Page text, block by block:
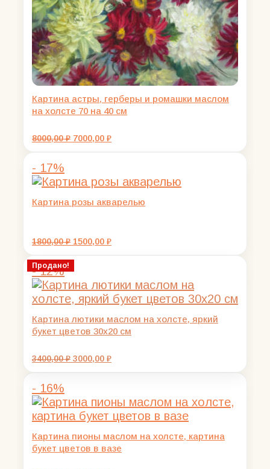
Картина астры, герберы и ромашки маслом
на холсте 70 на 40 см
8000,00₽ Первоначальная
7000,00 ₽Текущая
- 17%
Картина розы акварелью
1800,00₽ Первоначальная
составляла
1800,00 ₽.
1500,00 ₽Текущая
Продано!
- 12%
Картина лютики маслом на холсте, яркий
букет цветов 30х20 см
3400,00₽ Первоначальная
3000,00 ₽Текущая
- 16%
Картина пионы маслом на холсте, картина
букет цветов в вазе